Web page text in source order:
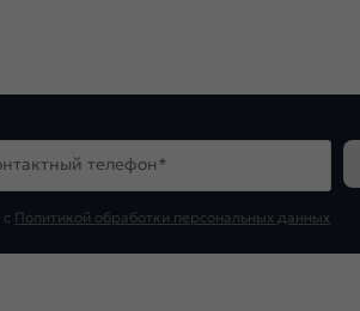
телефон*
Политикой обработки персональных данных